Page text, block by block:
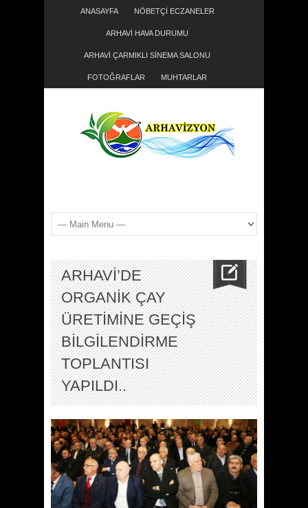
ANASAYFA NÖBETÇİ ECZANELER
ARHAVİ HAVA DURUMU
ARHAVİ ÇARMIKLI SİNEMA SALONU
FOTOĞRAFLAR MUHTARLAR
ARHAVİ’DE
ORGANİK ÇAY
ÜRETİMİNE GEÇİŞ
BİLGİLENDİRME
TOPLANTISI
YAPILDI..